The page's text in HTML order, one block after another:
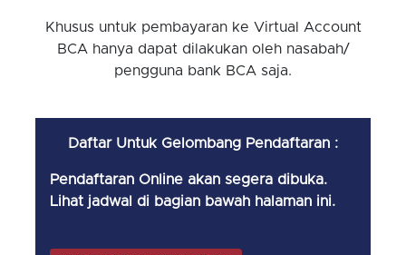
Khusus untuk pembayaran ke Virtual Account
BCA hanya dapat dilakukan oleh nasabah/
pengguna bank BCA saja.
Daftar Untuk Gelombang Pendaftaran :
Pendaftaran Online akan segera dibuka.
Lihat jadwal di bagian bawah halaman ini.